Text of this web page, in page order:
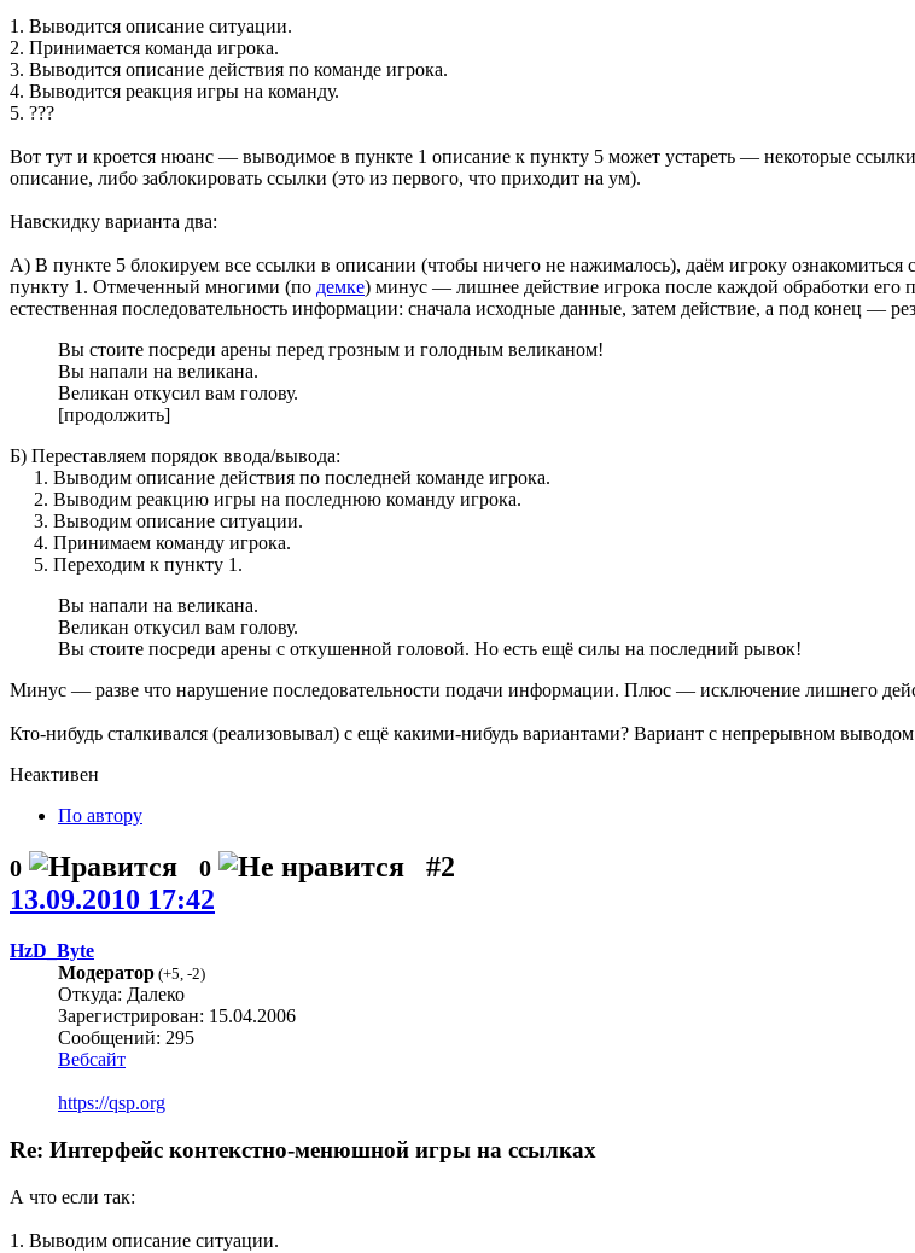
1. Выводится описание ситуации.
2. Принимается команда игрока.
3. Выводится описание действия по команде игрока.
4. Выводится реакция игры на команду.
5. ???
Вот тут и кроется нюанс — выводимое в пункте 1 описание к пункту 5 может устареть — некоторые
описание, либо заблокировать ссылки (это из первого, что приходит на ум).
Навскидку варианта два:
А) В пункте 5 блокируем все ссылки в описании (чтобы ничего не нажималось), даём игроку ознакомиться
пункту 1. Отмеченный многими (по демке) минус — лишнее действие игрока после каждой обработки
естественная последовательность информации: сначала исходные данные, затем действие, а под конец —
Вы стоите посреди арены перед грозным и голодным великаном!
Вы напали на великана.
Великан откусил вам голову.
[продолжить]
Б) Переставляем порядок ввода/вывода:
1. Выводим описание действия по последней команде игрока.
2. Выводим реакцию игры на последнюю команду игрока.
3. Выводим описание ситуации.
4. Принимаем команду игрока.
5. Переходим к пункту 1.
Вы напали на великана.
Великан откусил вам голову.
Вы стоите посреди арены с откушенной головой. Но есть ещё силы на последний рывок!
Минус — разве что нарушение последовательности подачи информации. Плюс — исключение лишнего
Кто-нибудь сталкивался (реализовывал) с ещё какими-нибудь вариантами? Вариант с непрерывном
Неактивен
По автору
0 0
#2
13.09.2010 17:42
HzD_Byte
Модератор (+5, -2)
Откуда: Далеко
Зарегистрирован: 15.04.2006
Сообщений: 295
Вебсайт
https://qsp.org
Re: Интерфейс контекстно-менюшной игры на ссылках
А что если так:
1. Выводим описание ситуации.